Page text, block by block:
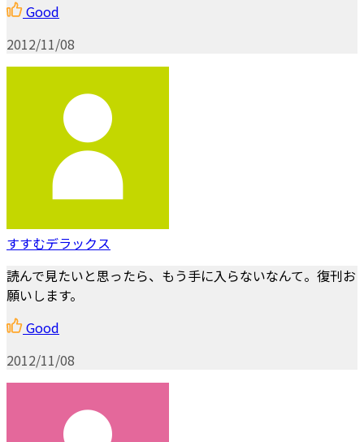
Good
2012/11/08
すすむデラックス
読んで見たいと思ったら、もう手に入らないなんて。復刊お
願いします。
Good
2012/11/08